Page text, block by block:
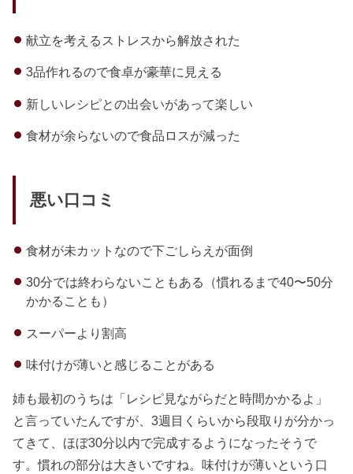
献立を考えるストレスから解放された
3品作れるので食卓が豪華に見える
新しいレシピとの出会いがあって楽しい
食材が余らないので食品ロスが減った
悪い口コミ
食材が未カットなので下ごしらえが面倒
30分では終わらないこともある（慣れるまで40〜50分
かかることも）
スーパーより割高
味付けが薄いと感じることがある
姉も最初のうちは「レシピ見ながらだと時間かかるよ」
と言っていたんですが、3週目くらいから段取りが分かっ
てきて、ほぼ30分以内で完成するようになったそうで
す。慣れの部分は大きいですね。味付けが薄いという口